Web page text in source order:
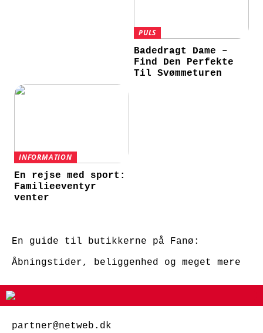
PULS
Badedragt Dame –
Find Den Perfekte
Til Svømmeturen
INFORMATION
En rejse med sport:
Familieeventyr
venter
En guide til butikkerne på Fanø:
Åbningstider, beliggenhed og meget mere
partner@netweb.dk